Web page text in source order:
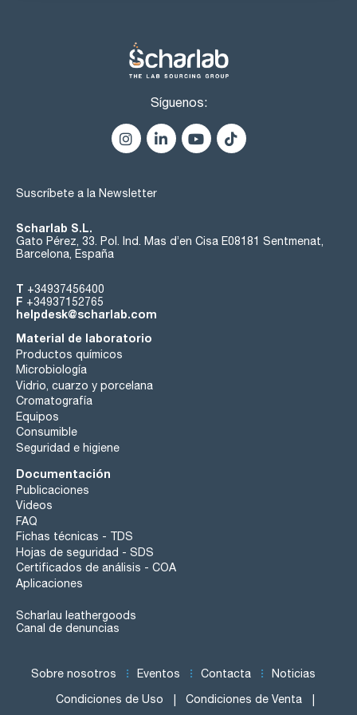
Síguenos:
Suscríbete a la Newsletter
Scharlab S.L.
Gato Pérez, 33. Pol. Ind. Mas d’en Cisa E08181 Sentmenat,
Barcelona, España
T +34937456400
F +34937152765
helpdesk@scharlab.com
Material de laboratorio
Productos químicos
Microbiología
Vidrio, cuarzo y porcelana
Cromatografía
Equipos
Consumible
Seguridad e higiene
Documentación
Publicaciones
Videos
FAQ
Fichas técnicas - TDS
Hojas de seguridad - SDS
Certificados de análisis - COA
Aplicaciones
Scharlau leathergoods
Canal de denuncias
Sobre nosotros Eventos Contacta Noticias
Condiciones de Uso Condiciones de Venta